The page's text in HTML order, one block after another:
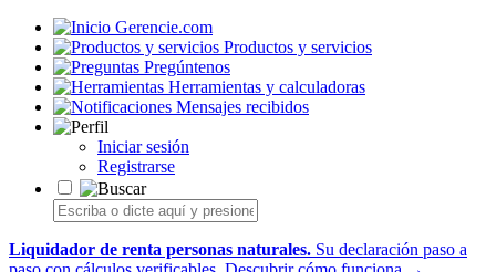
Gerencie.com
Productos y servicios
Pregúntenos
Herramientas y calculadoras
Mensajes recibidos
Iniciar sesión
Registrarse
Liquidador de renta personas naturales. Su declaración paso a